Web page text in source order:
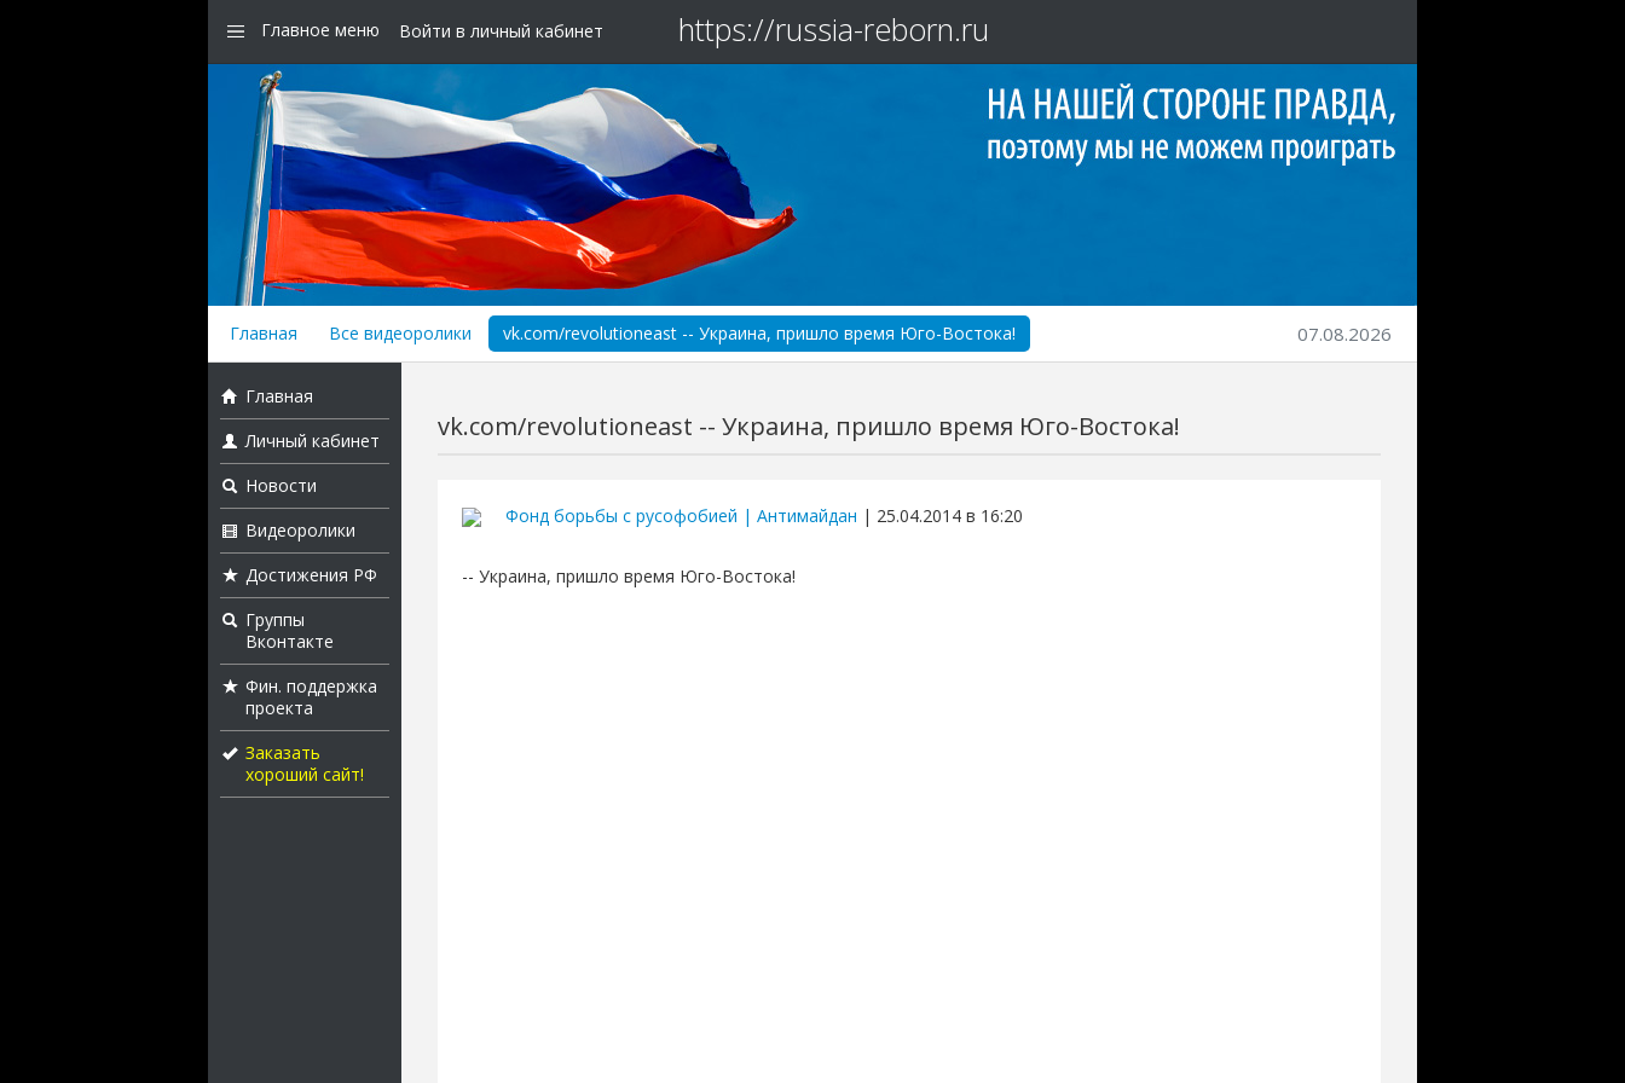
Главное меню Войти в личный кабинет https://russia-reborn.ru
Главная Все видеоролики vk.com/revolutioneast -- Украина, пришло время Юго-Востока! 07.08.2026
Главная
Личный кабинет
Новости
Видеоролики
Достижения РФ
Группы
Вконтакте
Фин. поддержка
проекта
Заказать
хороший сайт!
vk.com/revolutioneast -- Украина, пришло время Юго-Востока!
Фонд борьбы с русофобией | Антимайдан | 25.04.2014 в 16:20
-- Украина, пришло время Юго-Востока!